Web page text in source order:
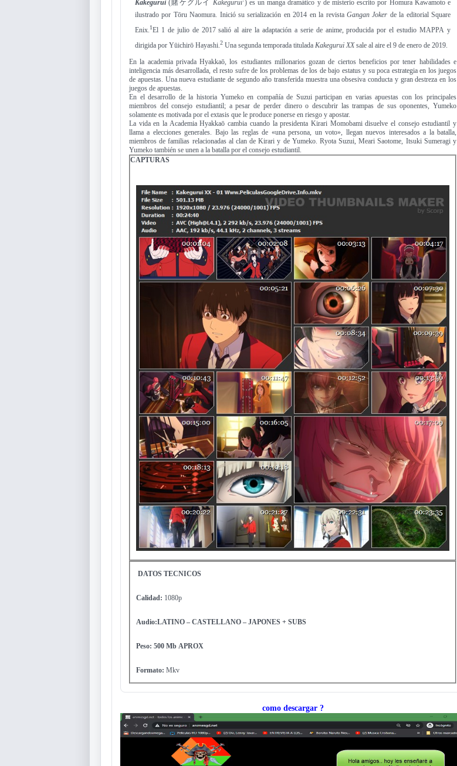
Kakegurui (賭ケグルイ Kakegurui ) es un manga dramático y de misterio escrito por Homura Kawamoto e
ilustrado por Tōru Naomura. Inició su serialización en 2014 en la revista Gangan Joker de la editorial Square
Enix.1​El 1 de julio de 2017 salió al aire la adaptación a serie de anime, producida por el estudio MAPPA y
dirigida por Yūichirō Hayashi.2 ​ Una segunda temporada titulada Kakegurui XXsale al aire el 9 de enero de 2019.
En la academia privada Hyakkaō, los estudiantes millonarios gozan de ciertos beneficios por tener habilidades e
inteligencia más desarrollada, el resto sufre de los problemas de los de bajo estatus y su poca estrategia en los juegos
de apuestas. Una nueva estudiante de segundo año transferida muestra una obsesiva conducta y gran destreza en los
juegos de apuestas.
En el desarrollo de la historia Yumeko en compañía de Suzui participan en varias apuestas con los principales
miembros del consejo estudiantil; a pesar de perder dinero o descubrir las trampas de sus oponentes, Yumeko
solamente es motivada por el extasis que le produce ponerse en riesgo y apostar.
La vida en la Academia Hyakkaō cambia cuando la presidenta Kirari Momobami disuelve el consejo estudiantil y
llama a elecciones generales. Bajo las reglas de «una persona, un voto», llegan nuevos interesados a la batalla,
miembros de familias relacionadas al clan de Kirari y de Yumeko. Ryota Suzui, Meari Saotome, Itsuki Sumeragi y
Yumeko también se unen a la batalla por el consejo estudiantil.
CAPTURAS
DATOS TECNICOS
Calidad: 1080p
Audio:LATINO – CASTELLANO – JAPONES + SUBS
Peso: 500 Mb APROX
Formato: Mkv
como descargar ?
Reproductor
de
vídeo